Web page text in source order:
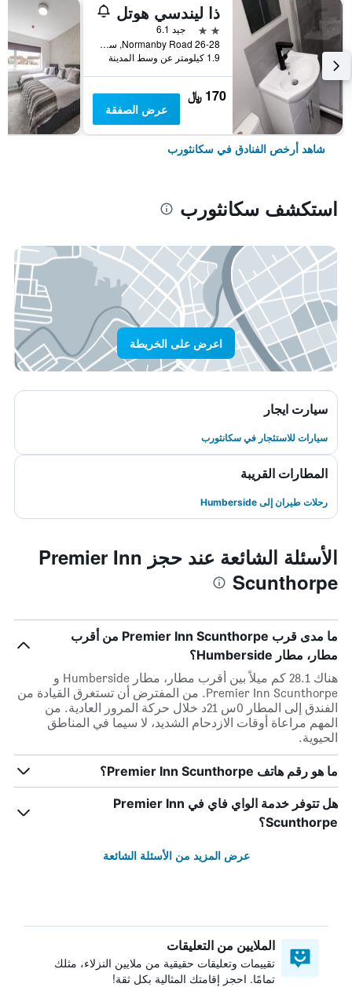
ذا ليندسي هوتل
2 نجمتين
جيد 6.1
26-28 Normanby Road, سكانثورب, المملكة المتحدة
1.9 كيلومتر عن وسط المدينة
170 ﷼
عرض الصفقة
شاهد أرخص الفنادق في سكانثورب
استكشف سكانثورب
اعرض على الخريطة
سيارت ايجار
سيارات للاستئجار في سكانثورب
المطارات القريبة
رحلات طيران إلى Humberside
الأسئلة الشائعة عند حجز Premier Inn
Scunthorpe
ما مدى قرب Premier Inn Scunthorpe من أقرب
مطار، مطار Humberside؟
هناك 28.1 كم ميلاً بين أقرب مطار، مطار Humberside و
Premier Inn Scunthorpe. من المفترض أن تستغرق القيادة من
الفندق إلى المطار 0س 21د خلال حركة المرور العادية. من
المهم مراعاة أوقات الازدحام الشديد، لا سيما في المناطق
الحيوية.
ما هو رقم هاتف Premier Inn Scunthorpe؟
هل تتوفر خدمة الواي فاي في Premier Inn
Scunthorpe؟
عرض المزيد من الأسئلة الشائعة
الملايين من التعليقات
تقييمات وتعليقات حقيقية من ملايين النزلاء، مثلك
تمامًا. احجز إقامتك المثالية بكل ثقة!